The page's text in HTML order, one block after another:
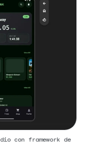
con framework de